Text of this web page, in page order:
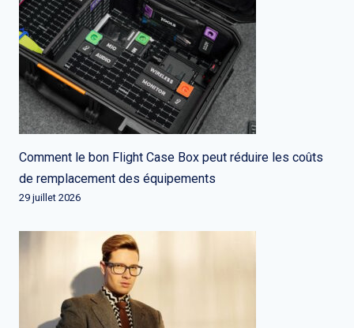
Comment le bon Flight Case Box peut réduire les coûts
de remplacement des équipements
29 juillet 2026